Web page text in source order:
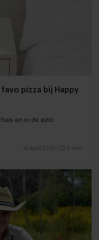
pizza bij Happy
en in de auto
14 april 2021 2 min